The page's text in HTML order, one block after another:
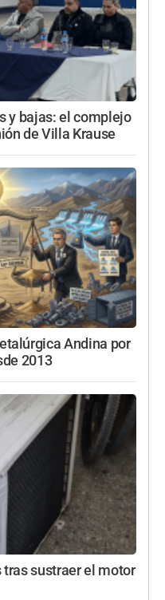
y bajas: el complejo
de Villa Krause
Andina por
2013
tras sustraer el motor